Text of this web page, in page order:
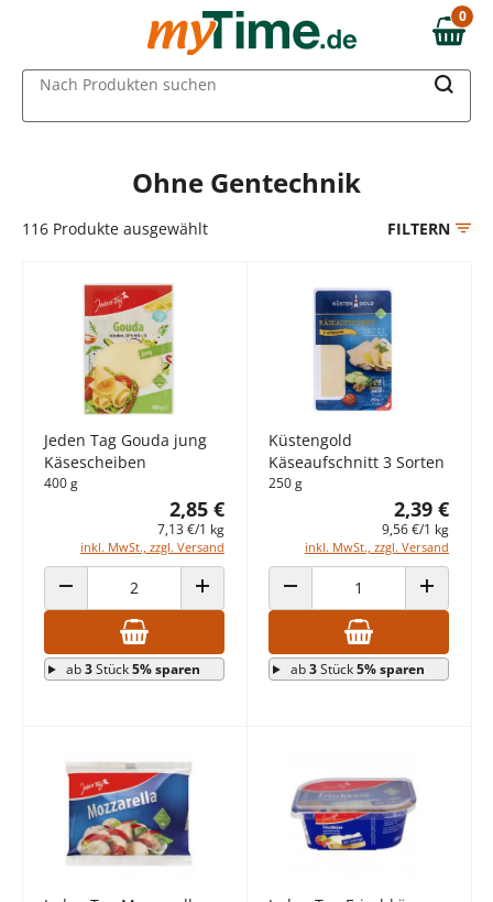
Zum Hauptinhalt springen
Zur Navigation springen
Zur Suche springen
0,00 €
0
Nach Produkten suchen
Ohne Gentechnik
116 Produkte ausgewählt FILTERN
Jeden Tag Gouda jung
Käsescheiben
400 g
2,85 €
7,13 €/1 kg
inkl. MwSt., zzgl. Versand
ANZAHL VERRINGERN ANZAHL ERHÖHEN
ab3Stück5% sparen
Küstengold
Käseaufschnitt 3 Sorten
250 g
2,39 €
9,56 €/1 kg
inkl. MwSt., zzgl. Versand
ANZAHL VERRINGERN ANZAHL
ab3Stück5% sparen